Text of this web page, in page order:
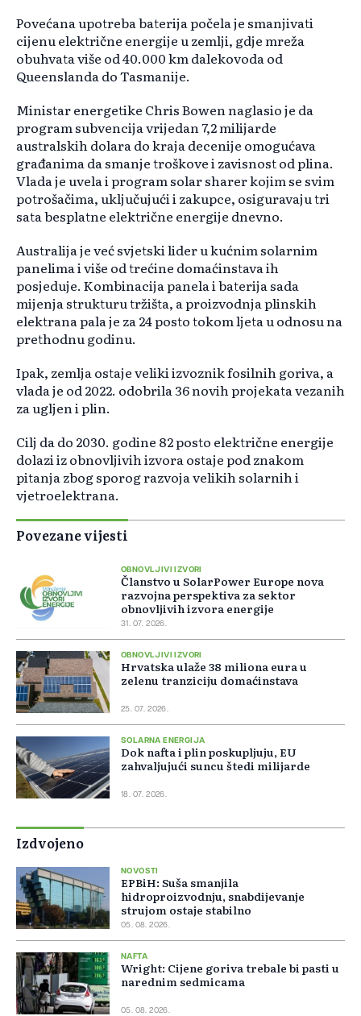
Povećana upotreba baterija počela je smanjivati
cijenu električne energije u zemlji, gdje mreža
obuhvata više od 40.000 km dalekovoda od
Queenslanda do Tasmanije.
Ministar energetike Chris Bowen naglasio je da
program subvencija vrijedan 7,2 milijarde
australskih dolara do kraja decenije omogućava
građanima da smanje troškove i zavisnost od plina.
Vlada je uvela i program solar sharer kojim se svim
potrošačima, uključujući i zakupce, osiguravaju tri
sata besplatne električne energije dnevno.
Australija je već svjetski lider u kućnim solarnim
panelima i više od trećine domaćinstava ih
posjeduje. Kombinacija panela i baterija sada
mijenja strukturu tržišta, a proizvodnja plinskih
elektrana pala je za 24 posto tokom ljeta u odnosu na
prethodnu godinu.
Ipak, zemlja ostaje veliki izvoznik fosilnih goriva, a
vlada je od 2022. odobrila 36 novih projekata vezanih
za ugljen i plin.
Cilj da do 2030. godine 82 posto električne energije
dolazi iz obnovljivih izvora ostaje pod znakom
pitanja zbog sporog razvoja velikih solarnih i
vjetroelektrana.
Povezane vijesti
OBNOVLJIVI IZVORI
Članstvo u SolarPower Europe nova
razvojna perspektiva za sektor
obnovljivih izvora energije
31. 07. 2026.
OBNOVLJIVI IZVORI
Hrvatska ulaže 38 miliona eura u
zelenu tranziciju domaćinstava
25. 07. 2026.
SOLARNA ENERGIJA
Dok nafta i plin poskupljuju, EU
zahvaljujući suncu štedi milijarde
18. 07. 2026.
Izdvojeno
NOVOSTI
EPBiH: Suša smanjila
hidroproizvodnju, snabdijevanje
strujom ostaje stabilno
05. 08. 2026.
NAFTA
Wright: Cijene goriva trebale bi pasti u
narednim sedmicama
05. 08. 2026.